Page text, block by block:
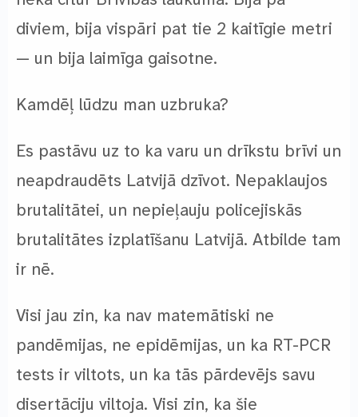
diviem, bija vispāri pat tie 2 kaitīgie metri
— un bija laimīga gaisotne.
Kamdēļ lūdzu man uzbruka?
Es pastāvu uz to ka varu un drīkstu brīvi un
neapdraudēts Latvijā dzīvot. Nepaklaujos
brutalitātei, un nepieļauju policejiskās
brutalitātes izplatīšanu Latvijā. Atbilde tam
ir nē.
Visi jau zin, ka nav matemātiski ne
pandēmijas, ne epidēmijas, un ka RT-PCR
tests ir viltots, un ka tās pārdevējs savu
disertāciju viltoja. Visi zin, ka šie